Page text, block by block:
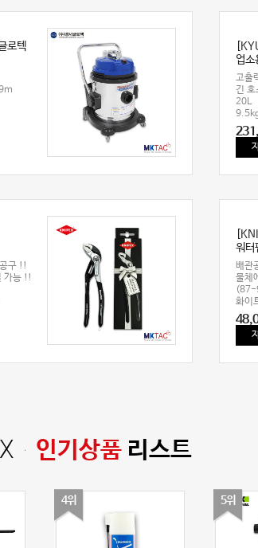
로텍
업소
고출
긴 호
20L
구 !!
가능 !!
워터
배관
물체
화이
X 인기상품리스트
4위 5위